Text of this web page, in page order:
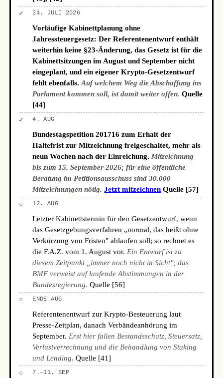
✓ 24. JULI 2026
Vorläufige Kabinettplanung ohne
Jahressteuergesetz: Der Referentenentwurf enthält
weiterhin keine §23-Änderung, das Gesetz ist für die
Kabinettsitzungen im August und September nicht
eingeplant, und ein eigener Krypto-Gesetzentwurf
fehlt ebenfalls.Auf welchem Weg die Abschaffung ins
Parlament kommen soll, ist damit weiter offen. Quelle
[44]
✓ 4. AUG
Bundestagspetition 201716 zum Erhalt der
Haltefrist zur Mitzeichnung freigeschaltet, mehr als
neun Wochen nach der Einreichung. Mitzeichnung
bis zum 15. September 2026; für eine öffentliche
Beratung im Petitionsausschuss sind 30.000
Mitzeichnungen nötig. Jetzt mitzeichnen Quelle [57]
○ 12. AUG
Letzter Kabinettstermin für den Gesetzentwurf, wenn
das Gesetzgebungsverfahren „normal, das heißt ohne
Verkürzung von Fristen" ablaufen soll; so rechnet es
die F.A.Z. vom 1. August vor. Ein Entwurf ist zu
diesem Zeitpunkt „immer noch nicht in Sicht"; das
BMF verweist auf laufende Abstimmungen in der
Bundesregierung. Quelle [56]
○ ENDE AUG
Referentenentwurf zur Krypto-Besteuerung laut
Presse-Zeitplan, danach Verbändeanhörung im
September. Erst hier fallen Bestandsschutz, Steuersatz,
Verlustverrechnung und die Behandlung von Staking
und Lending. Quelle [41]
○ 7.–11. SEP